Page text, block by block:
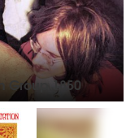
Group 1850